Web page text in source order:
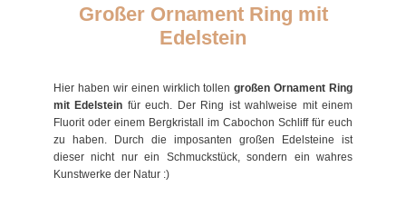
Großer Ornament Ring mit
Edelstein
Hier haben wir einen wirklich tollengroßen Ornament Ring
mit Edelstein für euch. Der Ring ist wahlweise mit einem
Fluorit oder einem Bergkristall im Cabochon Schliff für euch
zu haben. Durch die imposanten großen Edelsteine ist
dieser nicht nur ein Schmuckstück, sondern ein wahres
Kunstwerke der Natur :)